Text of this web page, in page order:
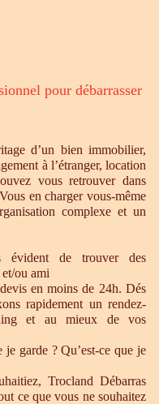
pour débarrasser
d’un bien immobilier,
à l’étranger, location
vous retrouver dans
en charger vous-même
complexe et un
de trouver des
ou ami
en moins de 24h. Dés
rapidement un rendez-
et au mieux de vos
garde ? Qu’est-ce que je
Trocland Débarras
ce que vous ne souhaitez